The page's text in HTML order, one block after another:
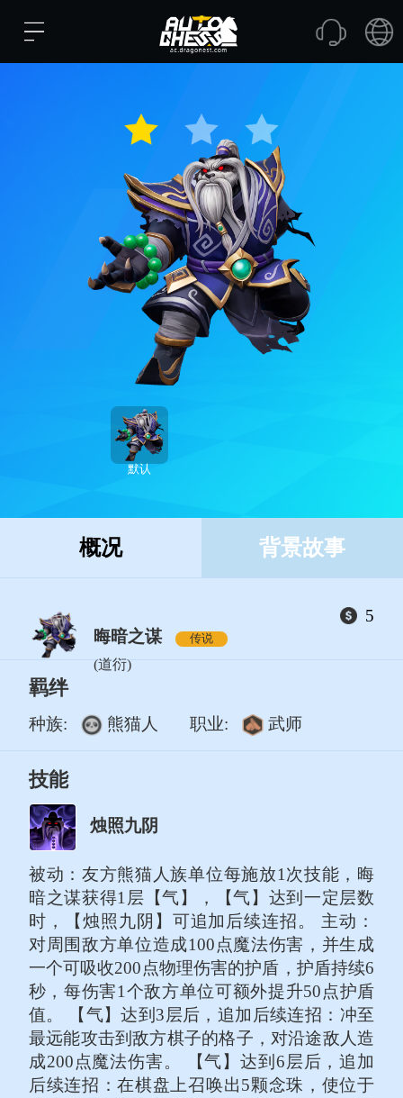
默认
概况 背景故事
晦暗之谋 传说
(道衍)
5
羁绊
种族: 熊猫人 职业: 武师
技能
烛照九阴
被动：友方熊猫人族单位每施放1次技能，晦
暗之谋获得1层【气】，【气】达到一定层数
时，【烛照九阴】可追加后续连招。 主动：
对周围敌方单位造成100点魔法伤害，并生成
一个可吸收200点物理伤害的护盾，护盾持续6
秒，每伤害1个敌方单位可额外提升50点护盾
值。 【气】达到3层后，追加后续连招：冲至
最远能攻击到敌方棋子的格子，对沿途敌人造
成200点魔法伤害。 【气】达到6层后，追加
后续连招：在棋盘上召唤出5颗念珠，使位于